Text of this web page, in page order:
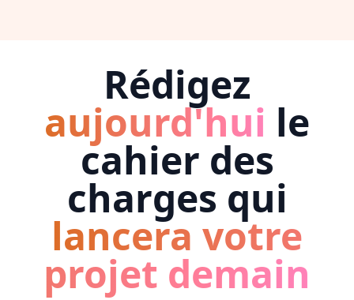
Rédigez
aujourd'hui le
cahier des
charges qui
lancera votre
projet demain